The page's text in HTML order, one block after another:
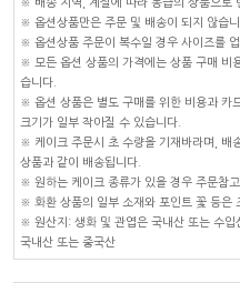
※ 배송 지역, 계절에 따라 동급의 상품으로
※ 옵션상품만은 주문 및 배송이 되지 않습니
※ 옵션상품 주문이 복수일 경우 사이즈를
※ 모든 옵션 상품의 가격에는 상품 구매 비
습니다.
※ 옵션 상품은 별도 구매를 위한 비용과 카
크기가 일부 작아질 수 있습니다.
※ 케이크 주문시 초 수량을 기재바라며, 배
상품과 같이 배송됩니다.
※ 원하는 케이크 종류가 있을 경우 주문참
※ 화환 상품의 일부 소재와 포인트 꽃 등은
※ 원산지: 생화 및 관엽은 국내산 또는 수
국내산 또는 중국산